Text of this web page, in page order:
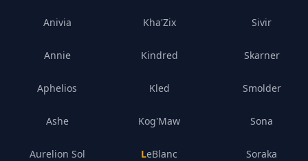
Anivia
Annie
Aphelios
Ashe
Aurelion Sol
Kha'Zix
Kindred
Kled
Kog'Maw
LeBlanc
Sivir
Skarner
Smolder
Sona
Soraka